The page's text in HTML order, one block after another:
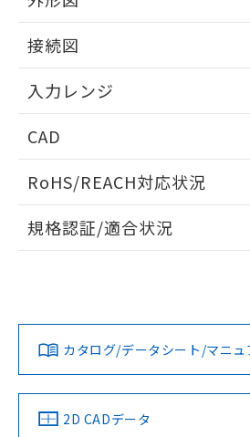
接続図
入力レンジ
CAD
ドすることができます。
ログイン/会員登
ダウンロードデータをご利用いただ
みください。
ソフトウェアの使用条件
RoHS/REACH対応状況
EU RoHS 注意事項・凡例
対応済み
中国 RoHS 注意事項・凡例
規格認証/適合状況
LR型式承認
（イギリス
船舶規格）
DNV型式承認
（ノルウェー
カタログ/データシート/マニュ
2D CADデータ